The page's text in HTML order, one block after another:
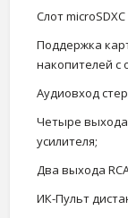
Слот
Поддержка
накопителей с
Аудиовход
Четыре выхода
усилителя;
Два выхода
ИК-Пульт